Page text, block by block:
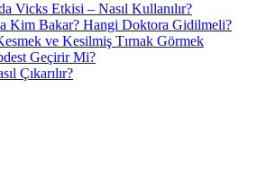
Vicks Etkisi – Nasıl Kullanılır?
Kim Bakar? Hangi Doktora Gidilmeli?
ve Kesilmiş Tırnak Görmek
Geçirir Mi?
Çıkarılır?